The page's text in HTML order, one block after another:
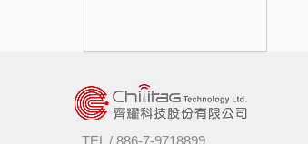
TEL / 886-7-9718899